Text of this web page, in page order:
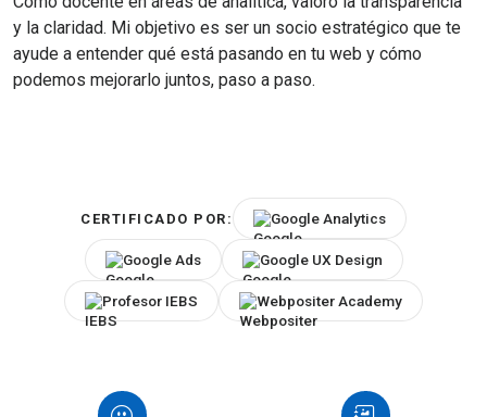
y la claridad. Mi objetivo es ser un socio estratégico que te
ayude a entender qué está pasando en tu web y cómo
podemos mejorarlo juntos, paso a paso.
CERTIFICADO POR: Google Analytics
Google Ads Google UX Design
Profesor IEBS Webpositer Academy